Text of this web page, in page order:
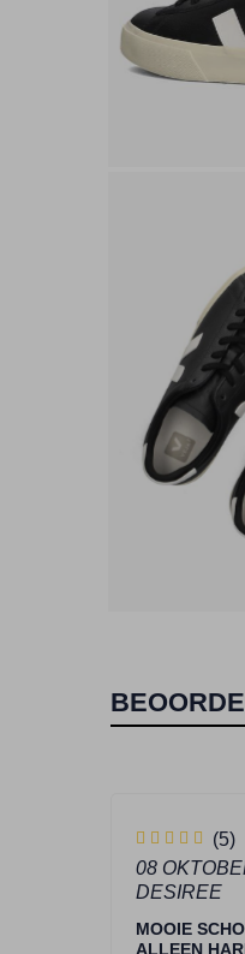
5
S
t
e
(5)
08
DESIREE
MOOIE
ALLEEN